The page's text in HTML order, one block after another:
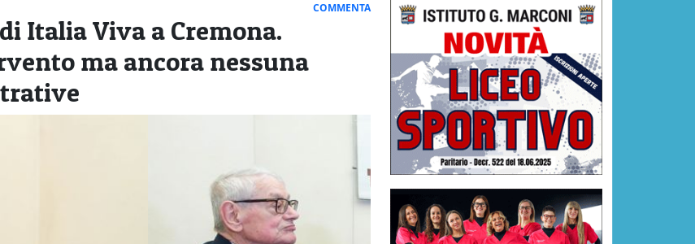
COMMENTA
Italia Viva a Cremona.
ma ancora nessuna